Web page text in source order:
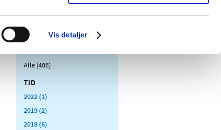
Vis detaljer
Alle (406)
TID
2022 (1)
2019 (2)
2018 (6)